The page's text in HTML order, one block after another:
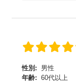
性別:
男性
年齢: 60代以上